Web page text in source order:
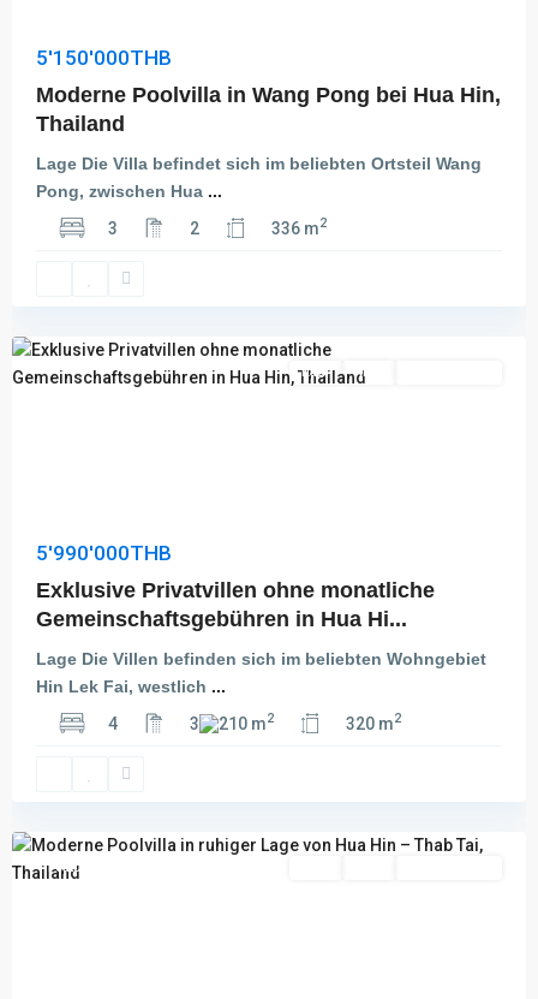
5'150'000THB
Moderne Poolvilla in Wang Pong bei Hua Hin,
Thailand
Lage Die Villa befindet sich im beliebten Ortsteil Wang
Pong, zwischen Hua ...
3
2 336 m2
Hin
Lek
Kauf Aktiv
5'990'000THB
Exklusive Privatvillen ohne monatliche
Gemeinschaftsgebühren in Hua Hi...
Lage Die Villen befinden sich im beliebten Wohngebiet
Hin Lek Fai, westlich ...
4
3 210 m2 320 m2
Thap
Featured